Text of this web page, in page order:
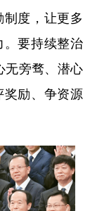
度，让更多
。要持续整治
无旁骛、潜心
励、争资源